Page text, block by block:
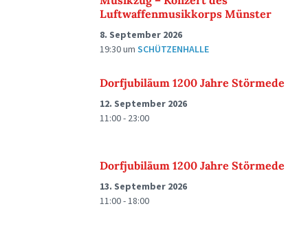
Luftwaffenmusikkorps Münster
8. September 2026
19:30um SCHÜTZENHALLE
Dorfjubiläum 1200 Jahre Störmede
12. September 2026
11:00 - 23:00
Dorfjubiläum 1200 Jahre Störmede
13. September 2026
11:00 - 18:00